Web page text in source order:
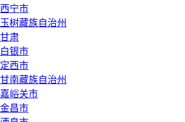
西宁市
玉树藏族自治州
甘肃
白银市
定西市
甘南藏族自治州
嘉峪关市
金昌市